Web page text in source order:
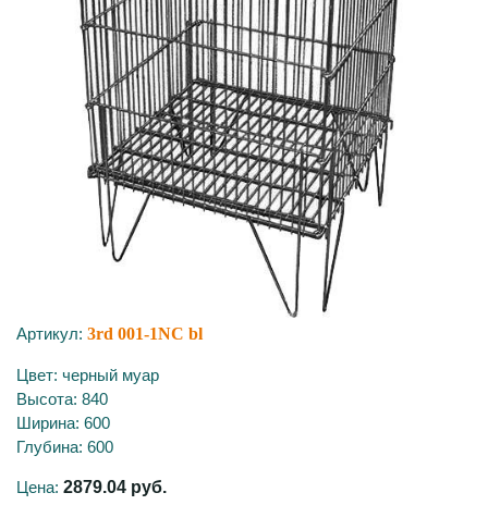
Артикул: 3rd 001-1NC bl
Цвет: черный муар
Высота: 840
Ширина: 600
Глубина: 600
Цена: 2879.04 руб.